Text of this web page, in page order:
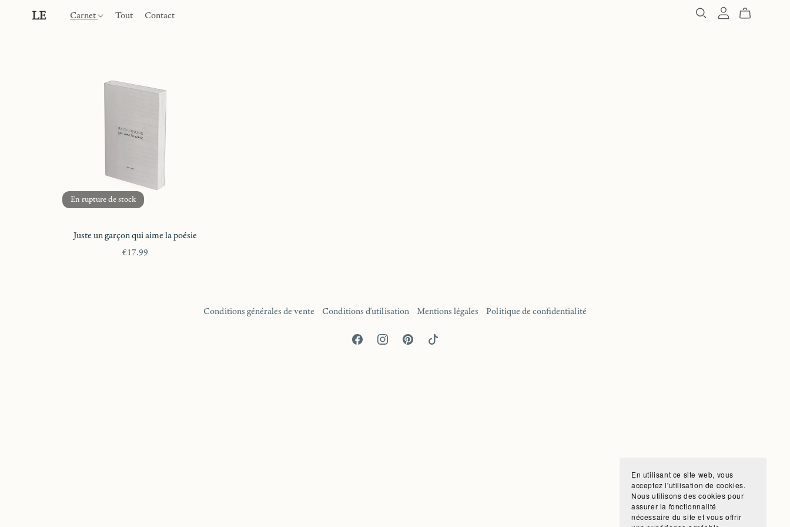
Carnet Tout Contact
En rupture de stock
Juste un garçon qui aime la poésie
€17.99
Conditions générales de vente Conditions d'utilisation Mentions légales Politique de confidentialité
En utilisant ce site web, vous
acceptez l'utilisation de cookies.
Nous utilisons des cookies pour
assurer la fonctionnalité
nécessaire du site et vous offrir